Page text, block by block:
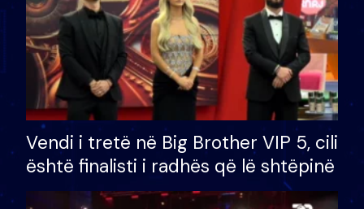
Vendi i tretë në Big Brother VIP 5, cili
është finalisti i radhës që lë shtëpinë